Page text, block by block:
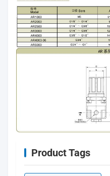
Product Tags